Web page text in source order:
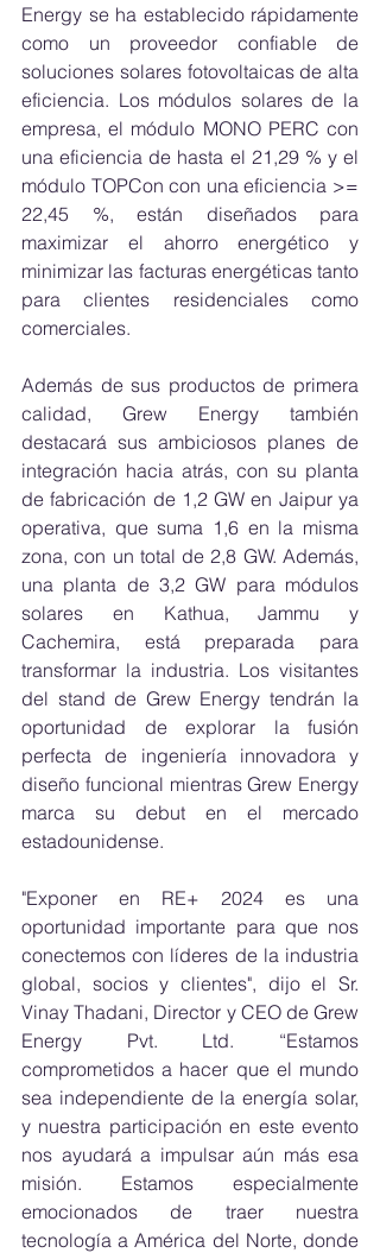
Energy se ha establecido rápidamente
como un proveedor confiable de
soluciones solares fotovoltaicas de alta
eficiencia. Los módulos solares de la
empresa, el módulo MONO PERC con
una eficiencia de hasta el 21,29 % y el
módulo TOPCon con una eficiencia >=
22,45 %, están diseñados para
maximizar el ahorro energético y
minimizar las facturas energéticas tanto
para clientes residenciales como
comerciales.
Además de sus productos de primera
calidad, Grew Energy también
destacará sus ambiciosos planes de
integración hacia atrás, con su planta
de fabricación de 1,2 GW en Jaipur ya
operativa, que suma 1,6 en la misma
zona, con un total de 2,8 GW. Además,
una planta de 3,2 GW para módulos
solares en Kathua, Jammu y
Cachemira, está preparada para
transformar la industria. Los visitantes
del stand de Grew Energy tendrán la
oportunidad de explorar la fusión
perfecta de ingeniería innovadora y
diseño funcional mientras Grew Energy
marca su debut en el mercado
estadounidense.
"Exponer en RE+ 2024 es una
oportunidad importante para que nos
conectemos con líderes de la industria
global, socios y clientes", dijo el Sr.
Vinay Thadani, Director y CEO de Grew
Energy Pvt. Ltd. “Estamos
comprometidos a hacer que el mundo
sea independiente de la energía solar,
y nuestra participación en este evento
nos ayudará a impulsar aún más esa
misión. Estamos especialmente
emocionados de traer nuestra
tecnología a América del Norte, donde